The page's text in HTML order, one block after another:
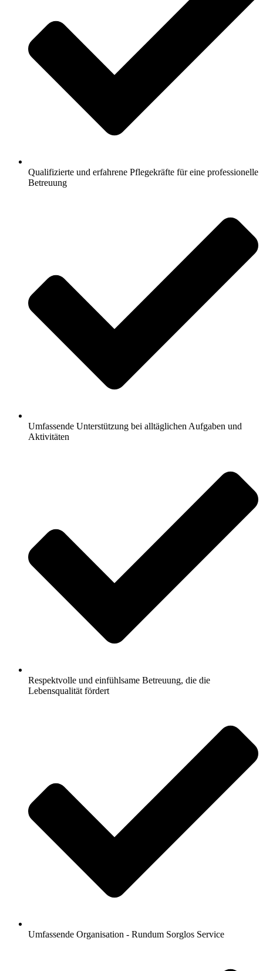
Qualifizierte und erfahrene Pflegekräfte für eine professionelle
Betreuung
Umfassende Unterstützung bei alltäglichen Aufgaben und
Aktivitäten
Respektvolle und einfühlsame Betreuung, die die
Lebensqualität fördert
Umfassende Organisation - Rundum Sorglos Service